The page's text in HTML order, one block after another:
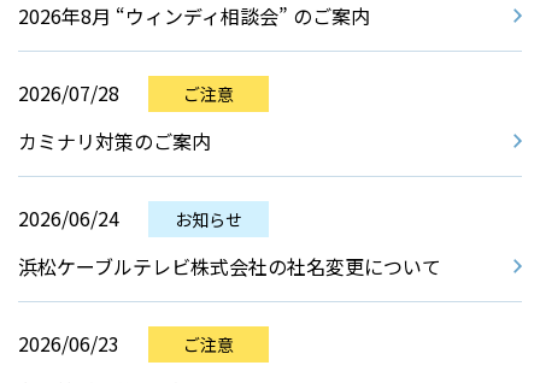
2026年8月 “ウィンディ相談会” のご案内
2026/07/28 ご注意
カミナリ対策のご案内
2026/06/24 お知らせ
浜松ケーブルテレビ株式会社の社名変更について
2026/06/23 ご注意